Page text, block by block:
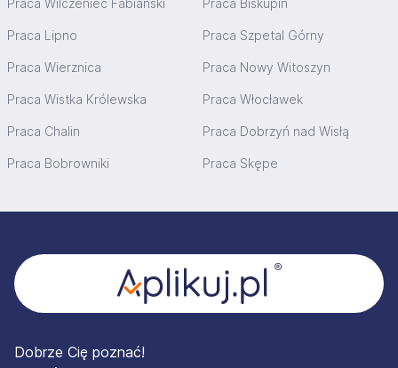
Praca Wilczeniec Fabiański Praca Biskupin
Praca Lipno Praca Szpetal Górny
Praca Wierznica Praca Nowy Witoszyn
Praca Wistka Królewska Praca Włocławek
Praca Chalin Praca Dobrzyń nad Wisłą
Praca Bobrowniki Praca Skępe
Dobrze Cię poznać!